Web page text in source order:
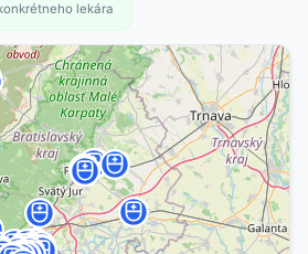
lekára